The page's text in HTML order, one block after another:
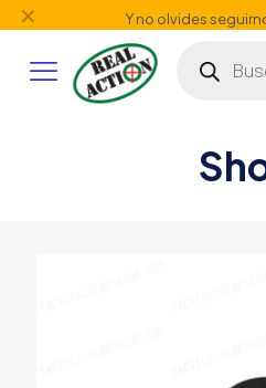
Y no olvides
✕
productos